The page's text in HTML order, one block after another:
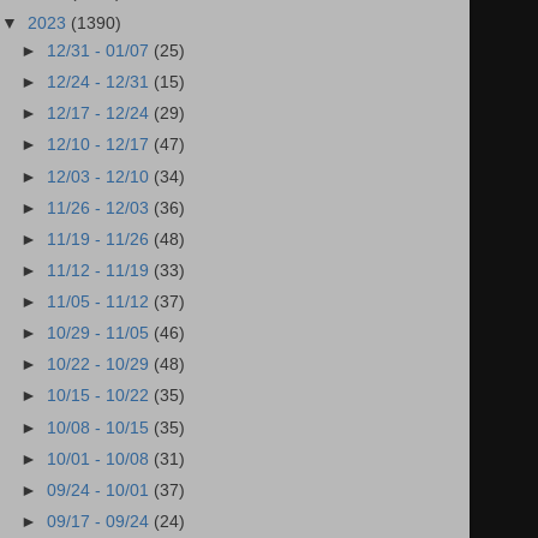
▼ 2023 (1390)
► 12/31 - 01/07 (25)
► 12/24 - 12/31 (15)
► 12/17 - 12/24 (29)
► 12/10 - 12/17 (47)
► 12/03 - 12/10 (34)
► 11/26 - 12/03 (36)
► 11/19 - 11/26 (48)
► 11/12 - 11/19 (33)
► 11/05 - 11/12 (37)
► 10/29 - 11/05 (46)
► 10/22 - 10/29 (48)
► 10/15 - 10/22 (35)
► 10/08 - 10/15 (35)
► 10/01 - 10/08 (31)
►09/24 - 10/01 (37)
►09/17 - 09/24 (24)